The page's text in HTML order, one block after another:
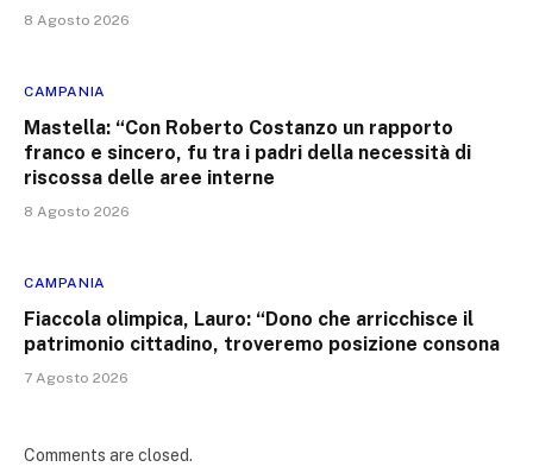
8 Agosto 2026
CAMPANIA
Mastella: “Con Roberto Costanzo un rapporto
franco e sincero, fu tra i padri della necessità di
riscossa delle aree interne
8 Agosto 2026
CAMPANIA
Fiaccola olimpica, Lauro: “Dono che arricchisce il
patrimonio cittadino, troveremo posizione consona
7 Agosto 2026
Comments are closed.